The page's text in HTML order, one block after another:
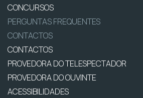
CONCURSOS
PERGUNTAS FREQUENTES
CONTACTOS
CONTACTOS
PROVEDORA DO TELESPECTADOR
PROVEDORA DO OUVINTE
ACESSIBILIDADES